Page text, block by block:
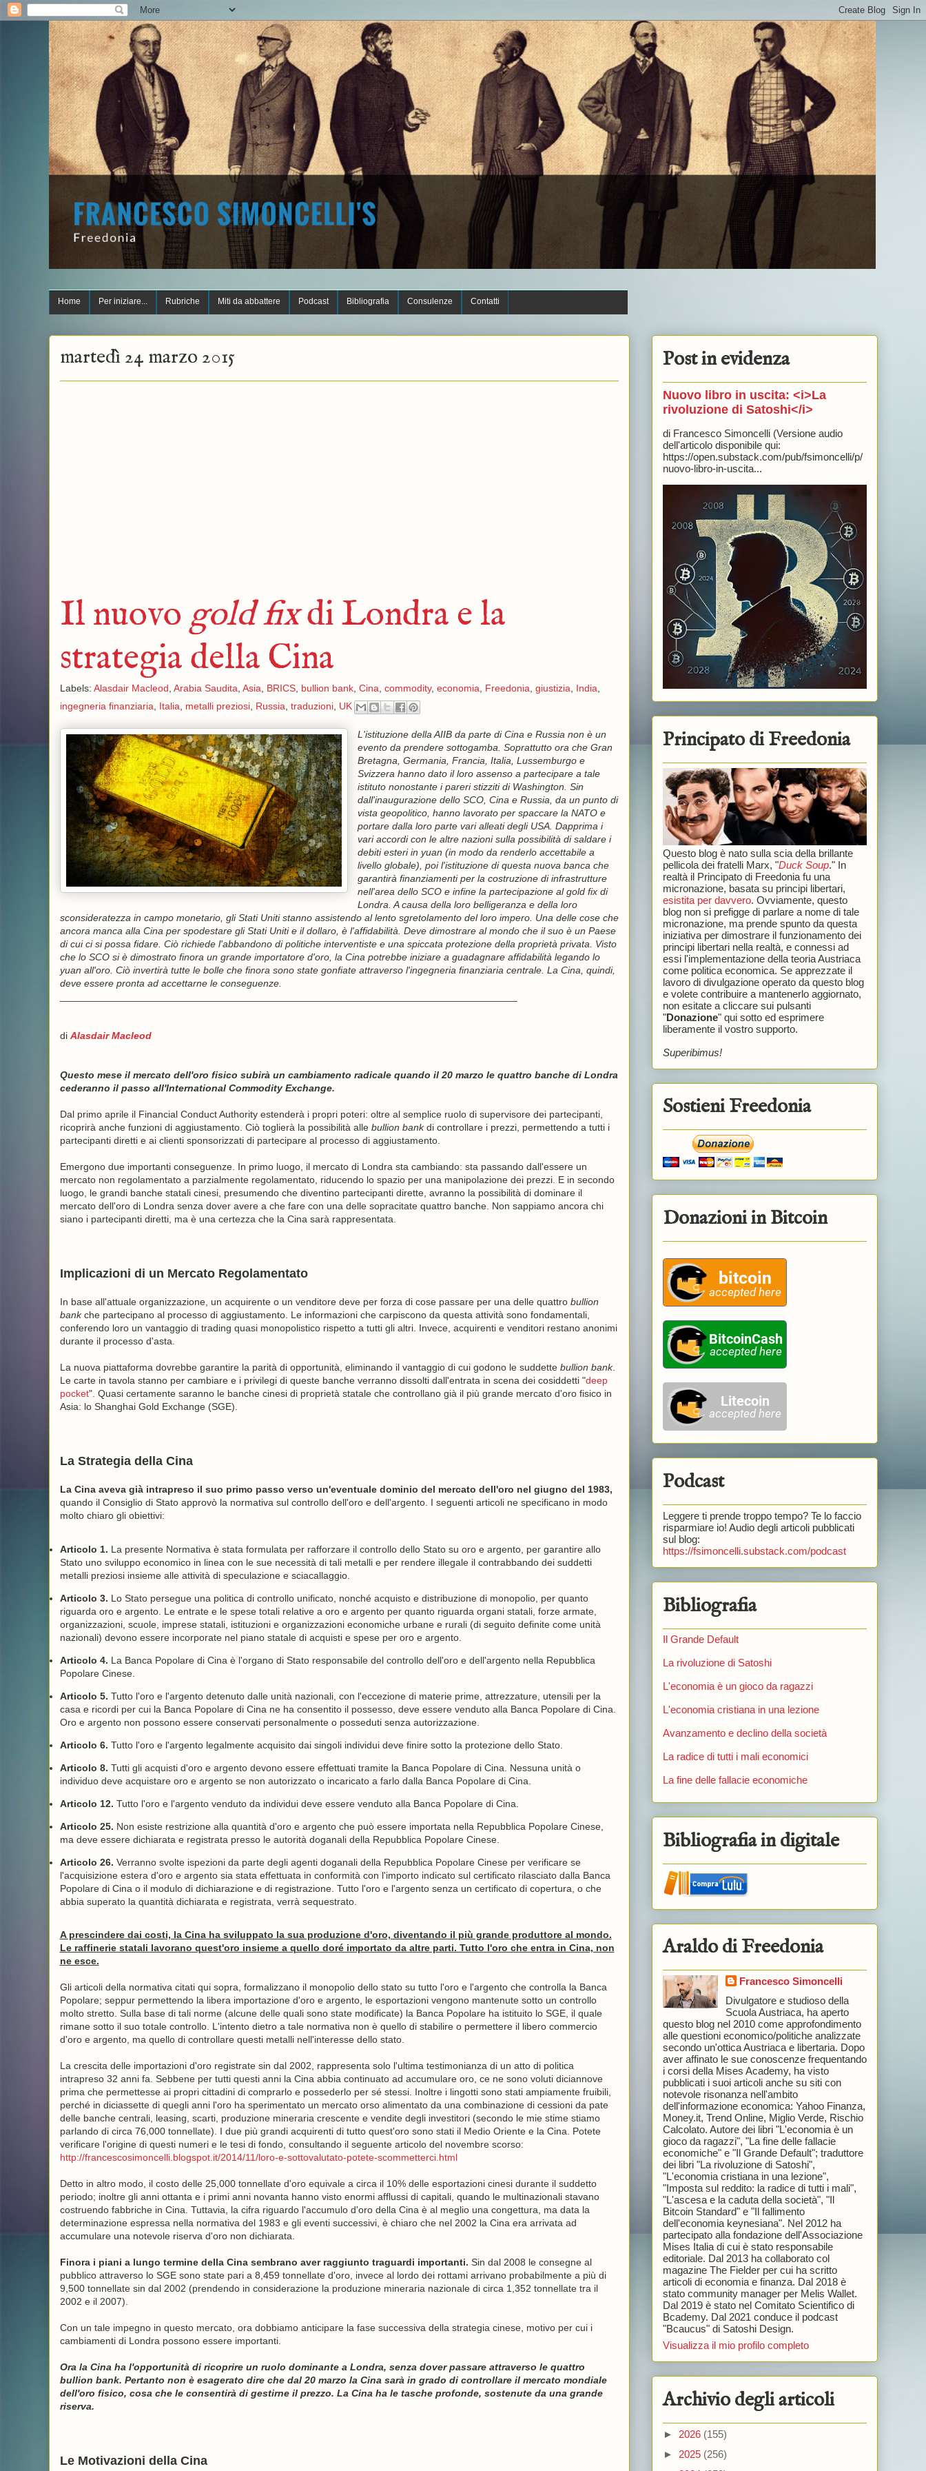
Home Per iniziare... Rubriche Miti da abbattere Podcast Bibliografia Consulenze Contatti
martedì 24 marzo 2015
Il nuovo gold fixdi Londra e la
strategia della Cina
Labels: Alasdair Macleod Arabia Saudita Asia BRICS, bullion bank, Cina commodity, economia Freedonia giustizia India
ingegneria finanziaria, Italia, metalli preziosi, Russia, traduzioni, UK
L'istituzione della AIIB da parte di Cina e Russia non è un
evento da prendere sottogamba. Soprattutto ora che Gran
Bretagna, Germania, Francia, Italia, Lussemburgo e
Svizzera hanno dato il loro assenso a partecipare a tale
istituto nonostante i pareri stizziti di Washington. Sin
dall'inaugurazione dello SCO, Cina e Russia, da un punto di
vista geopolitico, hanno lavorato per spaccare la NATO e
portare dalla loro parte vari alleati degli USA. Dapprima i
vari accordi con le altre nazioni sulla possibilità di saldare i
debiti esteri in yuan (in modo da renderlo accettabile a
livello globale), poi l'istituzione di questa nuova banca che
garantirà finanziamenti per la costruzione di infrastrutture
nell'area dello SCO e infine la partecipazione al gold fix di
Londra. A causa della loro belligeranza e della loro
sconsideratezza in campo monetario, gli Stati Uniti stanno assistendo al lento sgretolamento del loro impero. Una delle cose che
ancora manca alla Cina per spodestare gli Stati Uniti e il dollaro, è l'affidabilità. Deve dimostrare al mondo che il suo è un Paese
di cui ci si possa fidare. Ciò richiede l'abbandono di politiche interventiste e una spiccata protezione della proprietà privata. Visto
che lo SCO si è dimostrato finora un grande importatore d'oro, la Cina potrebbe iniziare a guadagnare affidabilità legando lo
yuan all'oro. Ciò invertirà tutte le bolle che finora sono state gonfiate attraverso l'ingegneria finanziaria centrale. La Cina, quindi,
deve essere pronta ad accettarne le conseguenze.
di Alasdair Macleod
Questo mese il mercato dell'oro fisico subirà un cambiamento radicale quando il 20 marzo le quattro banche di Londra
cederanno il passo all'International Commodity Exchange.
Dal primo aprile il Financial Conduct Authority estenderà i propri poteri: oltre al semplice ruolo di supervisore dei partecipanti,
ricoprirà anche funzioni di aggiustamento. Ciò toglierà la possibilità alle bullion bankdi controllare i prezzi, permettendo a tutti i
partecipanti diretti e ai clienti sponsorizzati di partecipare al processo di aggiustamento.
Emergono due importanti conseguenze. In primo luogo, il mercato di Londra sta cambiando: sta passando dall'essere un
mercato non regolamentato a parzialmente regolamentato, riducendo lo spazio per una manipolazione dei prezzi. E in secondo
luogo, le grandi banche statali cinesi, presumendo che diventino partecipanti dirette, avranno la possibilità di dominare il
mercato dell'oro di Londra senza dover avere a che fare con una delle sopracitate quattro banche. Non sappiamo ancora chi
siano i partecipanti diretti, ma è una certezza che la Cina sarà rappresentata.
Implicazioni di un Mercato Regolamentato
In base all'attuale organizzazione, un acquirente o un venditore deve per forza di cose passare per una delle quattro bullion
bankche partecipano al processo di aggiustamento. Le informazioni che carpiscono da questa attività sono fondamentali,
conferendo loro un vantaggio di trading quasi monopolistico rispetto a tutti gli altri. Invece, acquirenti e venditori restano anonimi
durante il processo d'asta.
La nuova piattaforma dovrebbe garantire la parità di opportunità, eliminando il vantaggio di cui godono le suddette bullion bank.
Le carte in tavola stanno per cambiare e i privilegi di queste banche verranno dissolti dall'entrata in scena dei cosiddetti "deep
pocket". Quasi certamente saranno le banche cinesi di proprietà statale che controllano già il più grande mercato d'oro fisico in
Asia: lo Shanghai Gold Exchange (SGE).
La Strategia della Cina
La Cina aveva già intrapreso il suo primo passo verso un'eventuale dominio del mercato dell'oro nel giugno del 1983,
quando il Consiglio di Stato approvò la normativa sul controllo dell'oro e dell'argento. I seguenti articoli ne specificano in modo
molto chiaro gli obiettivi:
Articolo 1. La presente Normativa è stata formulata per rafforzare il controllo dello Stato su oro e argento, per garantire allo
Stato uno sviluppo economico in linea con le sue necessità di tali metalli e per rendere illegale il contrabbando dei suddetti
metalli preziosi insieme alle attività di speculazione e sciacallaggio.
Articolo 3. Lo Stato persegue una politica di controllo unificato, nonché acquisto e distribuzione di monopolio, per quanto
riguarda oro e argento. Le entrate e le spese totali relative a oro e argento per quanto riguarda organi statali, forze armate,
organizzazioni, scuole, imprese statali, istituzioni e organizzazioni economiche urbane e rurali (di seguito definite come unità
nazionali) devono essere incorporate nel piano statale di acquisti e spese per oro e argento.
Articolo 4. La Banca Popolare di Cina è l'organo di Stato responsabile del controllo dell'oro e dell'argento nella Repubblica
Popolare Cinese.
Articolo 5. Tutto l'oro e l'argento detenuto dalle unità nazionali, con l'eccezione di materie prime, attrezzature, utensili per la
casa e ricordi per cui la Banca Popolare di Cina ne ha consentito il possesso, deve essere venduto alla Banca Popolare di Cina.
Oro e argento non possono essere conservati personalmente o posseduti senza autorizzazione.
Articolo 6. Tutto l'oro e l'argento legalmente acquisito dai singoli individui deve finire sotto la protezione dello Stato.
Articolo 8. Tutti gli acquisti d'oro e argento devono essere effettuati tramite la Banca Popolare di Cina. Nessuna unità o
individuo deve acquistare oro e argento se non autorizzato o incaricato a farlo dalla Banca Popolare di Cina.
Articolo 12. Tutto l'oro e l'argento venduto da individui deve essere venduto alla Banca Popolare di Cina.
Articolo 25. Non esiste restrizione alla quantità d'oro e argento che può essere importata nella Repubblica Popolare Cinese,
ma deve essere dichiarata e registrata presso le autorità doganali della Repubblica Popolare Cinese.
Articolo 26. Verranno svolte ispezioni da parte degli agenti doganali della Repubblica Popolare Cinese per verificare se
l'acquisizione estera d'oro e argento sia stata effettuata in conformità con l'importo indicato sul certificato rilasciato dalla Banca
Popolare di Cina o il modulo di dichiarazione e di registrazione. Tutto l'oro e l'argento senza un certificato di copertura, o che
abbia superato la quantità dichiarata e registrata, verrà sequestrato.
A prescindere dai costi, la Cina ha sviluppato la sua produzione d'oro, diventando il più grande produttore al mondo.
Le raffinerie statali lavorano quest'oro insieme a quello doré importato da altre parti. Tutto l'oro che entra in Cina, non
ne esce.
Gli articoli della normativa citati qui sopra, formalizzano il monopolio dello stato su tutto l'oro e l'argento che controlla la Banca
Popolare; seppur permettendo la libera importazione d'oro e argento, le esportazioni vengono mantenute sotto un controllo
molto stretto. Sulla base di tali norme (alcune delle quali sono state modificate) la Banca Popolare ha istituito lo SGE, il quale
rimane sotto il suo totale controllo. L'intento dietro a tale normativa non è quello di stabilire o permettere il libero commercio
d'oro e argento, ma quello di controllare questi metalli nell'interesse dello stato.
La crescita delle importazioni d'oro registrate sin dal 2002, rappresenta solo l'ultima testimonianza di un atto di politica
intrapreso 32 anni fa. Sebbene per tutti questi anni la Cina abbia continuato ad accumulare oro, ce ne sono voluti diciannove
prima che permettesse ai propri cittadini di comprarlo e possederlo per sé stessi. Inoltre i lingotti sono stati ampiamente fruibili,
perché in diciassette di quegli anni l'oro ha sperimentato un mercato orso alimentato da una combinazione di cessioni da pate
delle banche centrali, leasing, scarti, produzione mineraria crescente e vendite degli investitori (secondo le mie stime stiamo
parlando di circa 76,000 tonnellate). I due più grandi acquirenti di tutto quest'oro sono stati il Medio Oriente e la Cina. Potete
verificare l'origine di questi numeri e le tesi di fondo, consultando il seguente articolo del novembre scorso:
http://francescosimoncelli.blogspot.it/2014/11/loro-e-sottovalutato-potete-scommetterci.html
Detto in altro modo, il costo delle 25,000 tonnellate d'oro equivale a circa il 10% delle esportazioni cinesi durante il suddetto
periodo; inoltre gli anni ottanta e i primi anni novanta hanno visto enormi afflussi di capitali, quando le multinazionali stavano
costruendo fabbriche in Cina. Tuttavia, la cifra riguardo l'accumulo d'oro della Cina è al meglio una congettura, ma data la
determinazione espressa nella normativa del 1983 e gli eventi successivi, è chiaro che nel 2002 la Cina era arrivata ad
accumulare una notevole riserva d'oro non dichiarata.
Finora i piani a lungo termine della Cina sembrano aver raggiunto traguardi importanti. Sin dal 2008 le consegne al
pubblico attraverso lo SGE sono state pari a 8,459 tonnellate d'oro, invece al lordo dei rottami arrivano probabilmente a più di
9,500 tonnellate sin dal 2002 (prendendo in considerazione la produzione mineraria nazionale di circa 1,352 tonnellate tra il
2002 e il 2007).
Con un tale impegno in questo mercato, ora dobbiamo anticipare la fase successiva della strategia cinese, motivo per cui i
cambiamenti di Londra possono essere importanti.
Ora la Cina ha l'opportunità di ricoprire un ruolo dominante a Londra, senza dover passare attraverso le quattro
bullion bank. Pertanto non è esagerato dire che dal 20 marzo la Cina sarà in grado di controllare il mercato mondiale
dell'oro fisico, cosa che le consentirà di gestirne il prezzo. La Cina ha le tasche profonde, sostenute da una grande
riserva.
Le Motivazioni della Cina
Post in evidenza
Nuovo libro in uscita: <i>La
rivoluzione di Satoshi</i>
di Francesco Simoncelli (Versione audio
dell'articolo disponibile qui:
https://open.substack.com/pub/fsimoncelli/p/
nuovo-libro-in-uscita...
Principato di Freedonia
Questo blog è nato sulla scia della brillante
pellicola dei fratelli Marx, "Duck Soup." In
realtà il Principato di Freedonia fu una
micronazione, basata su principi libertari,
esistita per davvero. Ovviamente, questo
blog non si prefigge di parlare a nome di tale
micronazione, ma prende spunto da questa
iniziativa per dimostrare il funzionamento dei
principi libertari nella realtà, e connessi ad
essi l'implementazione della teoria Austriaca
come politica economica. Se apprezzate il
lavoro di divulgazione operato da questo blog
e volete contribuire a mantenerlo aggiornato,
non esitate a cliccare sui pulsanti
"Donazione" qui sotto ed esprimere
liberamente il vostro supporto.
Superibimus!
Sostieni Freedonia
Donazioni in Bitcoin
Podcast
Leggere ti prende troppo tempo? Te lo faccio
risparmiare io! Audio degli articoli pubblicati
sul blog:
https://fsimoncelli.substack.com/podcast
Bibliografia
Il Grande Default
La rivoluzione di Satoshi
L'economia è un gioco da ragazzi
L'economia cristiana in una lezione
Avanzamento e declino della società
La radice di tutti i mali economici
La fine delle fallacie economiche
Bibliografia in digitale
Araldo di Freedonia
Francesco Simoncelli
Divulgatore e studioso della
Scuola Austriaca, ha aperto
questo blog nel 2010 come approfondimento
alle questioni economico/politiche analizzate
secondo un'ottica Austriaca e libertaria. Dopo
aver affinato le sue conoscenze frequentando
i corsi della Mises Academy, ha visto
pubblicati i suoi articoli anche su siti con
notevole risonanza nell'ambito
dell'informazione economica: Yahoo Finanza,
Money.it, Trend Online, Miglio Verde, Rischio
Calcolato. Autore dei libri "L'economia è un
gioco da ragazzi", "La fine delle fallacie
economiche" e "Il Grande Default"; traduttore
dei libri "La rivoluzione di Satoshi",
"L'economia cristiana in una lezione",
"Imposta sul reddito: la radice di tutti i mali",
"L'ascesa e la caduta della società", "Il
Bitcoin Standard" e "Il fallimento
dell'economia keynesiana". Nel 2012 ha
partecipato alla fondazione dell'Associazione
Mises Italia di cui è stato responsabile
editoriale. Dal 2013 ha collaborato col
magazine The Fielder per cui ha scritto
articoli di economia e finanza. Dal 2018 è
stato community manager per Melis Wallet.
Dal 2019 è stato nel Comitato Scientifico di
Bcademy. Dal 2021 conduce il podcast
"Bcaucus" di Satoshi Design.
Visualizza il mio profilo completo
Archivio degli articoli
► 2026 (155)
► 2025 (256)